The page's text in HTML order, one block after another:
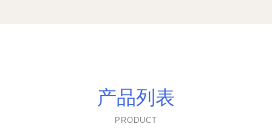
产品列表
PRODUCT